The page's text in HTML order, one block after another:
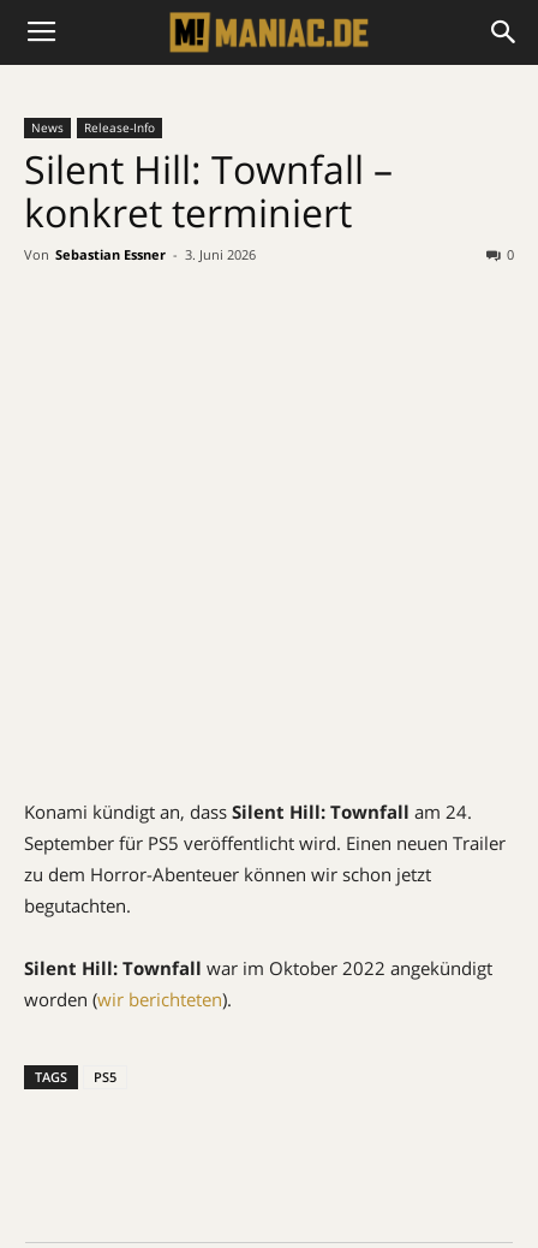
News Release-Info
Silent Hill: Townfall –
konkret terminiert
Von Sebastian Essner - 3. Juni 2026 0
Konami kündigt an, dass Silent Hill: Townfall am 24.
September für PS5 veröffentlicht wird. Einen neuen Trailer
zu dem Horror-Abenteuer können wir schon jetzt
begutachten.
Silent Hill: Townfall war im Oktober 2022 angekündigt
worden (wir berichteten).
TAGS PS5